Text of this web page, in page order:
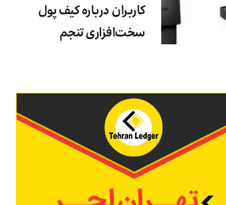
کاربران درباره کیف پول
سخت‌افزاری تنجم